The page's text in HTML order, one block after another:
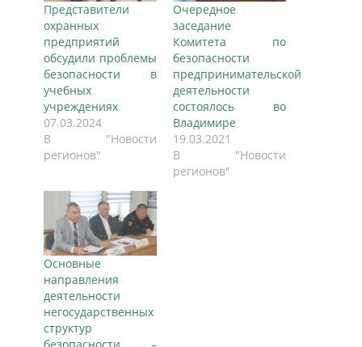
Представители
охранных
предприятий
обсудили проблемы
безопасности в
учебных
учреждениях
07.03.2024
В "Новости
регионов"
Очередное
заседание
Комитета по
безопасности
предпринимательской
деятельности
состоялось во
Владимире
19.03.2021
В "Новости
регионов"
Основные
направления
деятельности
негосударственных
структур